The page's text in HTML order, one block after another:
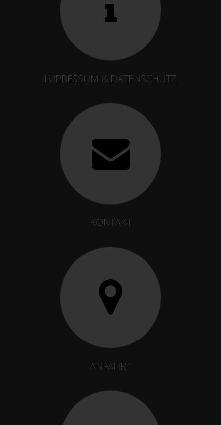
IMPRESSUM & DATENSCHUTZ
KONTAKT
ANFAHRT